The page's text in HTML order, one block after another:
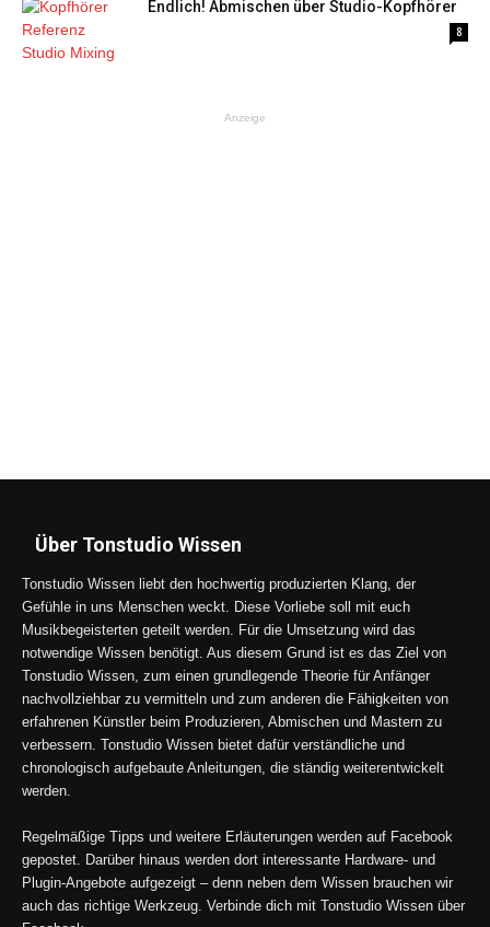
Endlich! Abmischen über Studio-Kopfhörer
8
Anzeige
Über Tonstudio Wissen
Tonstudio Wissen liebt den hochwertig produzierten Klang, der
Gefühle in uns Menschen weckt. Diese Vorliebe soll mit euch
Musikbegeisterten geteilt werden. Für die Umsetzung wird das
notwendige Wissen benötigt. Aus diesem Grund ist es das Ziel von
Tonstudio Wissen, zum einen grundlegende Theorie für Anfänger
nachvollziehbar zu vermitteln und zum anderen die Fähigkeiten von
erfahrenen Künstler beim Produzieren, Abmischen und Mastern zu
verbessern. Tonstudio Wissen bietet dafür verständliche und
chronologisch aufgebaute Anleitungen, die ständig weiterentwickelt
werden.
Regelmäßige Tipps und weitere Erläuterungen werden auf Facebook
gepostet. Darüber hinaus werden dort interessante Hardware- und
Plugin-Angebote aufgezeigt – denn neben dem Wissen brauchen wir
auch das richtige Werkzeug. Verbinde dich mit Tonstudio Wissen über